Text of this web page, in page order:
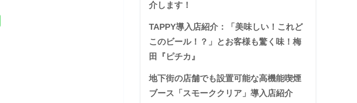
介します！
TAPPY導入店紹介：「美味しい！これど
このビール！？」とお客様も驚く味！梅
田『ピチカ』
地下街の店舗でも設置可能な高機能喫煙
ブース「スモーククリア」導入店紹介